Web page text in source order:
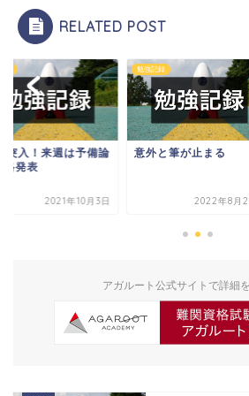
RELATED POST
突入！来週は予備論
格発表
2021年10月3日
勉強記録
意外と筆が止まる
2022年8月
アガルート公式サイトで詳細